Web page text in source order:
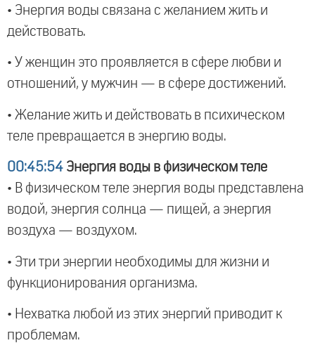
• Энергия воды связана с желанием жить и
действовать.
• У женщин это проявляется в сфере любви и
отношений, у мужчин — в сфере достижений.
• Желание жить и действовать в психическом
теле превращается в энергию воды.
00:45:54 Энергия воды в физическом теле
• В физическом теле энергия воды представлена
водой, энергия солнца — пищей, а энергия
воздуха — воздухом.
• Эти три энергии необходимы для жизни и
функционирования организма.
• Нехватка любой из этих энергий приводит к
проблемам.